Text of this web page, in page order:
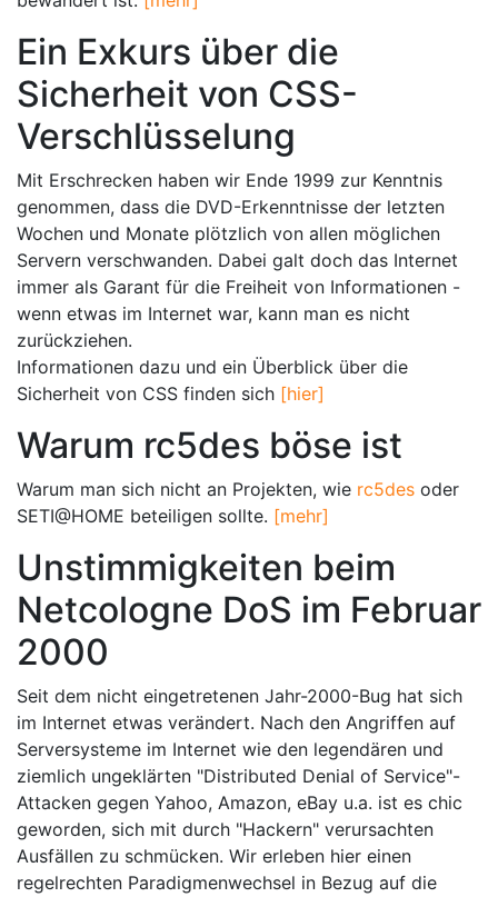
Ein Exkurs über die
Sicherheit von CSS-
Verschlüsselung
Mit Erschrecken haben wir Ende 1999 zur Kenntnis
genommen, dass die DVD-Erkenntnisse der letzten
Wochen und Monate plötzlich von allen möglichen
Servern verschwanden. Dabei galt doch das Internet
immer als Garant für die Freiheit von Informationen -
wenn etwas im Internet war, kann man es nicht
zurückziehen.
Informationen dazu und ein Überblick über die
Sicherheit von CSS finden sich [hier]
Warum rc5des böse ist
Warum man sich nicht an Projekten, wie rc5des oder
SETI@HOME beteiligen sollte. [mehr]
Unstimmigkeiten beim
Netcologne DoS im Februar
2000
Seit dem nicht eingetretenen Jahr-2000-Bug hat sich
im Internet etwas verändert. Nach den Angriffen auf
Serversysteme im Internet wie den legendären und
ziemlich ungeklärten "Distributed Denial of Service"-
Attacken gegen Yahoo, Amazon, eBay u.a. ist es chic
geworden, sich mit durch "Hackern" verursachten
Ausfällen zu schmücken. Wir erleben hier einen
regelrechten Paradigmenwechsel in Bezug auf die